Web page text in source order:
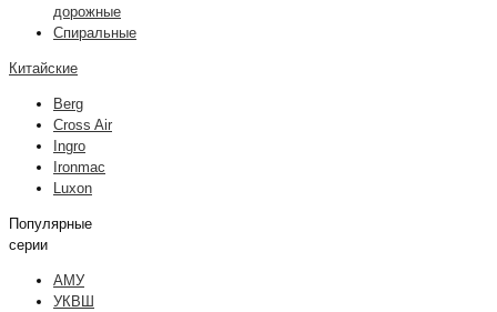
дорожные
Спиральные
Китайские
Berg
Cross Air
Ingro
Ironmac
Luxon
Популярные
серии
АМУ
УКВШ